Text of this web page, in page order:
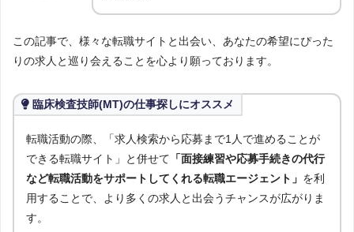
この記事で、様々な転職サイトと出会い、あなたの希望にぴった
りの求人と巡り会えることを心より願っております。
臨床検査技師(MT)の仕事探しにオススメ
転職活動の際、「求人検索から応募まで1人で進めることが
できる転職サイト」と併せて 「面接練習や応募手続きの代行
など転職活動をサポートしてくれる転職エージェント」 を利
用することで、より多くの求人と出会うチャンスが広がりま
す。